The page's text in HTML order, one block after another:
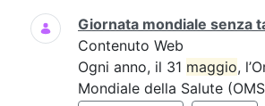
Giornata mondiale senza
Contenuto Web
Ogni anno, il 31 maggio,
Mondiale della Salute